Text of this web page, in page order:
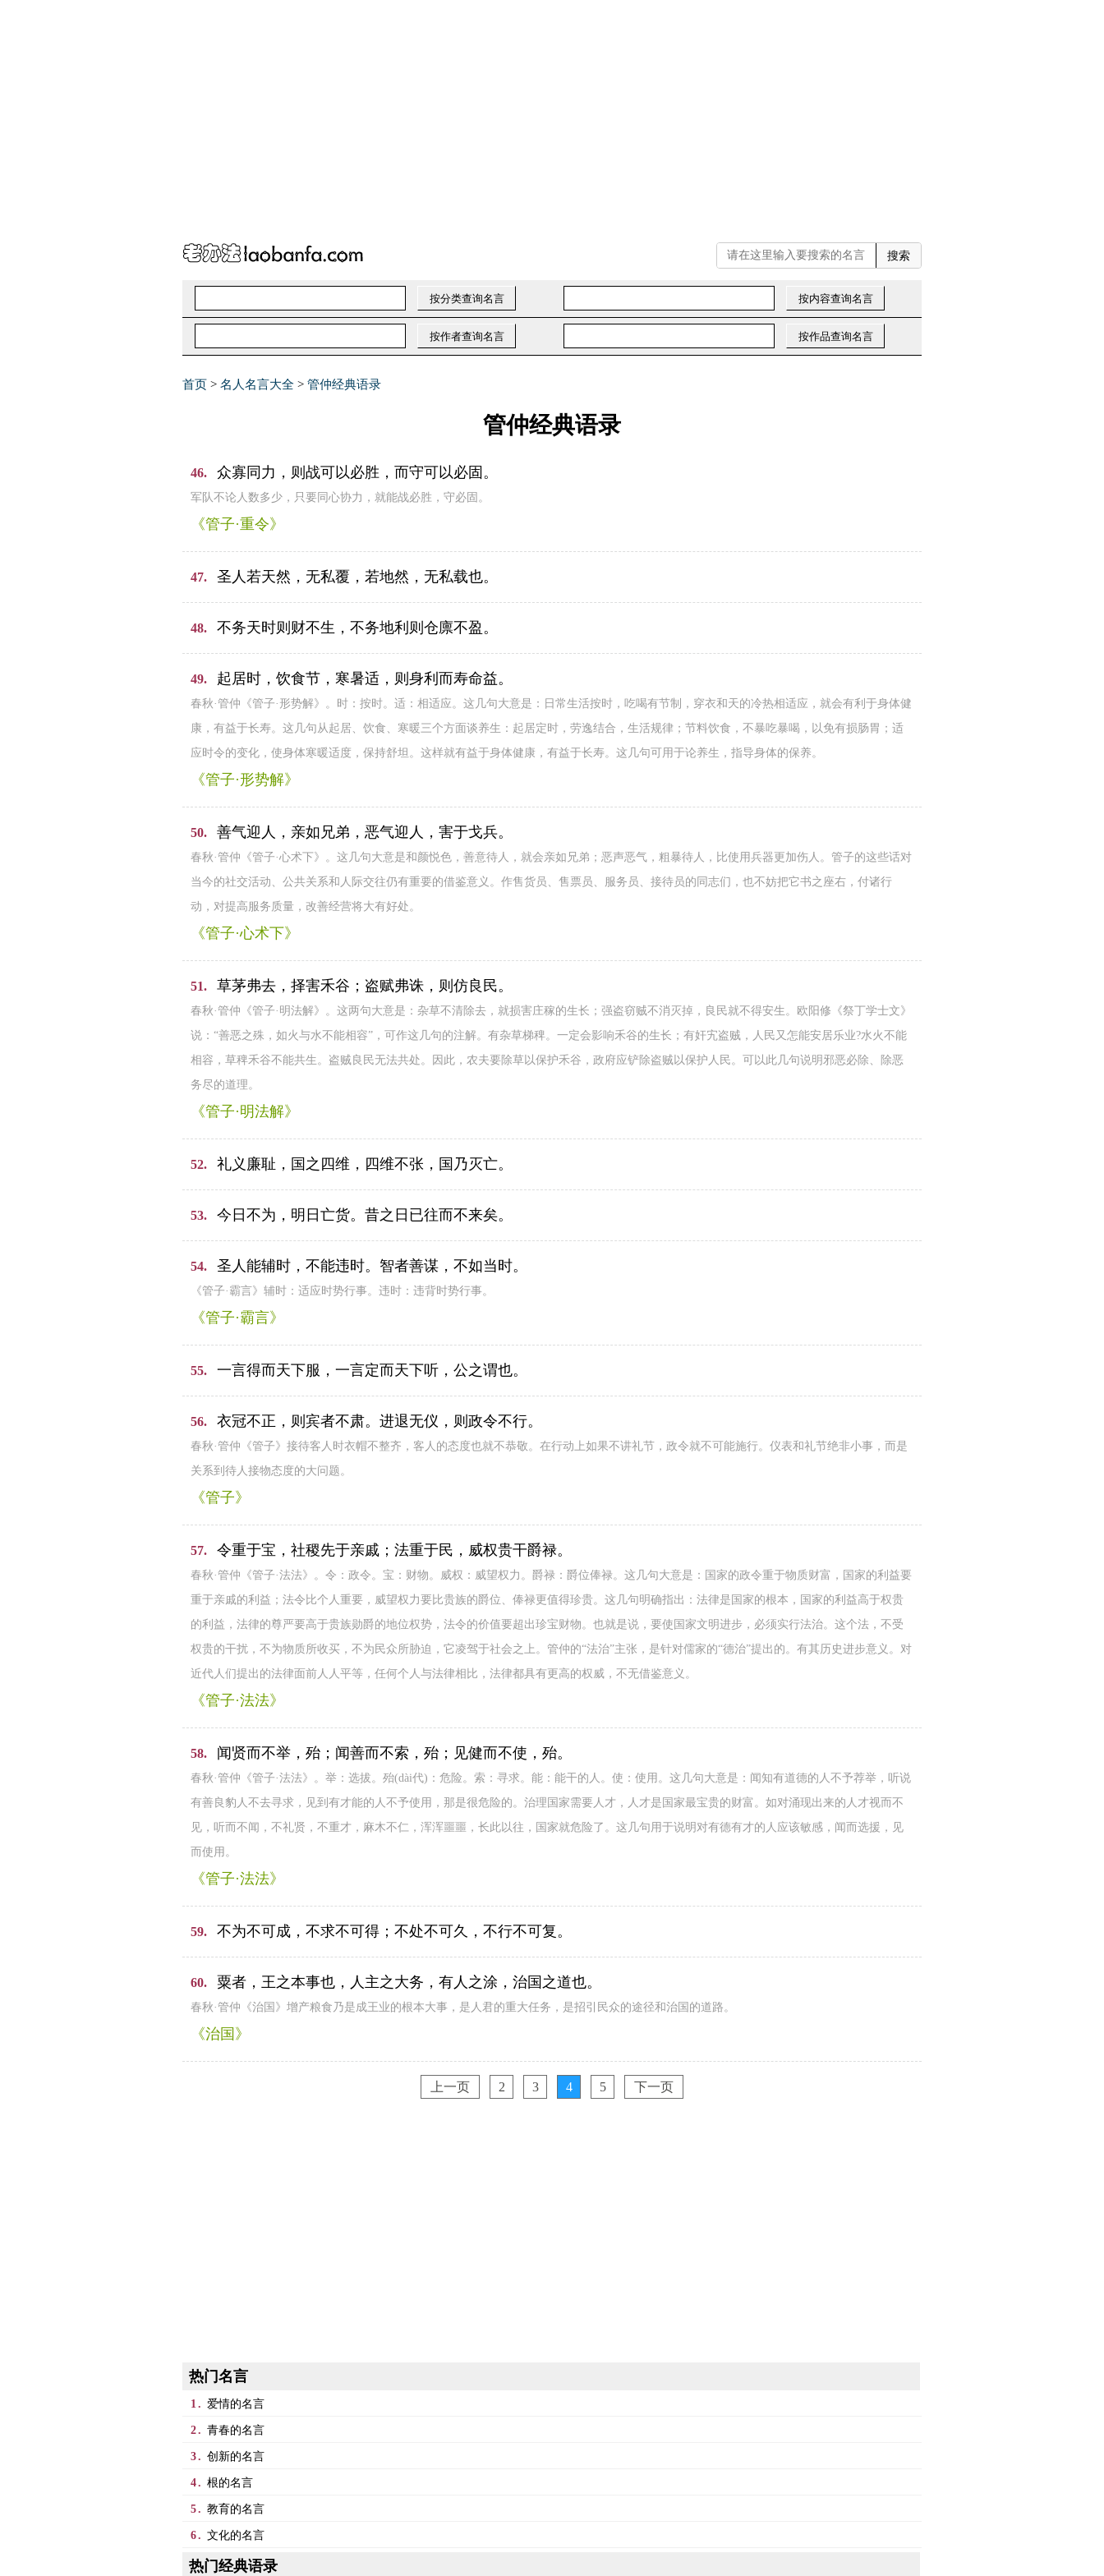
首页 > 名人名言大全 > 管仲经典语录
管仲经典语录
46. 众寡同力，则战可以必胜，而守可以必固。
军队不论人数多少，只要同心协力，就能战必胜，守必固。
《管子·重令》
47. 圣人若天然，无私覆，若地然，无私载也。
48. 不务天时则财不生，不务地利则仓廪不盈。
49. 起居时，饮食节，寒暑适，则身利而寿命益。
春秋·管仲《管子·形势解》。时：按时。适：相适应。这几句大意是：日常生活按时，吃喝有节制，穿衣和天的冷热相适应，就会有利于身体健
康，有益于长寿。这几句从起居、饮食、寒暖三个方面谈养生：起居定时，劳逸结合，生活规律；节料饮食，不暴吃暴喝，以免有损肠胃；适
应时令的变化，使身体寒暖适度，保持舒坦。这样就有益于身体健康，有益于长寿。这几句可用于论养生，指导身体的保养。
《管子·形势解》
50. 善气迎人，亲如兄弟，恶气迎人，害于戈兵。
春秋·管仲《管子·心术下》。这几句大意是和颜悦色，善意待人，就会亲如兄弟；恶声恶气，粗暴待人，比使用兵器更加伤人。管子的这些话对
当今的社交活动、公共关系和人际交往仍有重要的借鉴意义。作售货员、售票员、服务员、接待员的同志们，也不妨把它书之座右，付诸行
动，对提高服务质量，改善经营将大有好处。
《管子·心术下》
51. 草茅弗去，择害禾谷；盗赋弗诛，则仿良民。
春秋·管仲《管子·明法解》。这两句大意是：杂草不清除去，就损害庄稼的生长；强盗窃贼不消灭掉，良民就不得安生。欧阳修《祭丁学士文》
说：“善恶之殊，如火与水不能相容”，可作这几句的注解。有杂草梯稗。一定会影响禾谷的生长；有奸宄盗贼，人民又怎能安居乐业?水火不能
相容，草稗禾谷不能共生。盗贼良民无法共处。因此，农夫要除草以保护禾谷，政府应铲除盗贼以保护人民。可以此几句说明邪恶必除、除恶
务尽的道理。
《管子·明法解》
52. 礼义廉耻，国之四维，四维不张，国乃灭亡。
53. 今日不为，明日亡货。昔之日已往而不来矣。
54. 圣人能辅时，不能违时。智者善谋，不如当时。
《管子·霸言》辅时：适应时势行事。违时：违背时势行事。
《管子·霸言》
55. 一言得而天下服，一言定而天下听，公之谓也。
56. 衣冠不正，则宾者不肃。进退无仪，则政令不行。
春秋·管仲《管子》接待客人时衣帽不整齐，客人的态度也就不恭敬。在行动上如果不讲礼节，政令就不可能施行。仪表和礼节绝非小事，而是
关系到待人接物态度的大问题。
《管子》
57. 令重于宝，社稷先于亲戚；法重于民，威权贵干爵禄。
春秋·管仲《管子·法法》。令：政令。宝：财物。威权：威望权力。爵禄：爵位俸禄。这几句大意是：国家的政令重于物质财富，国家的利益要
重于亲戚的利益；法令比个人重要，威望权力要比贵族的爵位、俸禄更值得珍贵。这几句明确指出：法律是国家的根本，国家的利益高于权贵
的利益，法律的尊严要高于贵族勋爵的地位权势，法令的价值要超出珍宝财物。也就是说，要使国家文明进步，必须实行法治。这个法，不受
权贵的干扰，不为物质所收买，不为民众所胁迫，它凌驾于社会之上。管仲的“法治”主张，是针对儒家的“德治”提出的。有其历史进步意义。对
近代人们提出的法律面前人人平等，任何个人与法律相比，法律都具有更高的权威，不无借鉴意义。
《管子·法法》
58. 闻贤而不举，殆；闻善而不索，殆；见健而不使，殆。
春秋·管仲《管子·法法》。举：选拔。殆(dài代)：危险。索：寻求。能：能干的人。使：使用。这几句大意是：闻知有道德的人不予荐举，听说
有善良豹人不去寻求，见到有才能的人不予使用，那是很危险的。治理国家需要人才，人才是国家最宝贵的财富。如对涌现出来的人才视而不
见，听而不闻，不礼贤，不重才，麻木不仁，浑浑噩噩，长此以往，国家就危险了。这几句用于说明对有德有才的人应该敏感，闻而选援，见
而使用。
《管子·法法》
59. 不为不可成，不求不可得；不处不可久，不行不可复。
60. 粟者，王之本事也，人主之大务，有人之涂，治国之道也。
春秋·管仲《治国》增产粮食乃是成王业的根本大事，是人君的重大任务，是招引民众的途径和治国的道路。
《治国》
上一页 2 3 4 5 下一页
热门名言
1. 爱情的名言
2. 青春的名言
3. 创新的名言
4. 根的名言
5. 教育的名言
6. 文化的名言
热门经典语录